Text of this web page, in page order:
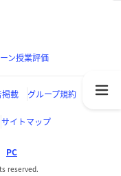
ン授業評価
載
グループ規約
サイトマップ
PC
reserved.